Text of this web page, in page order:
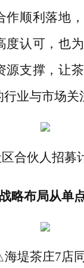
作顺利落地
度认可，也
源支撑，让
业与市场关
合伙人招募
略布局从单
堤茶庄7店